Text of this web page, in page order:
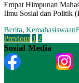
Empat Himpunan
Ilmu Sosial dan Politik
Berita, Kemahasiswaan
Posts
pagination
Previous 1 2
Sosial Media